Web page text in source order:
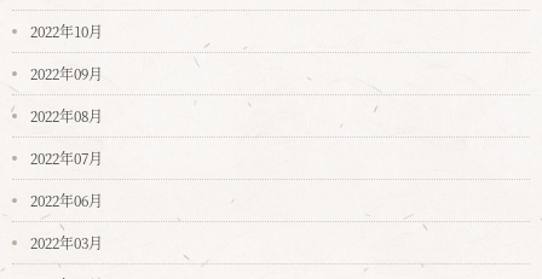
2022年10月
2022年09月
2022年08月
2022年07月
2022年06月
2022年03月